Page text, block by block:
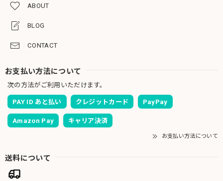
ABOUT
BLOG
CONTACT
お支払い方法について
次の方法がご利用いただけます。
PAY ID あと払い クレジットカード PayPay
Amazon Pay キャリア決済
お支払い方法について
送料について